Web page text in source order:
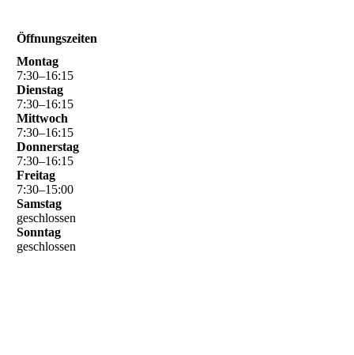
Öffnungszeiten
Montag
7:30–16:15
Dienstag
7:30–16:15
Mittwoch
7:30–16:15
Donnerstag
7:30–16:15
Freitag
7:30–15:00
Samstag
geschlossen
Sonntag
geschlossen